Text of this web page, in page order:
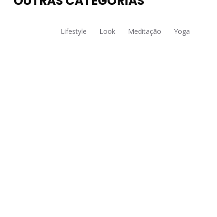
Lifestyle Look Meditação Yoga